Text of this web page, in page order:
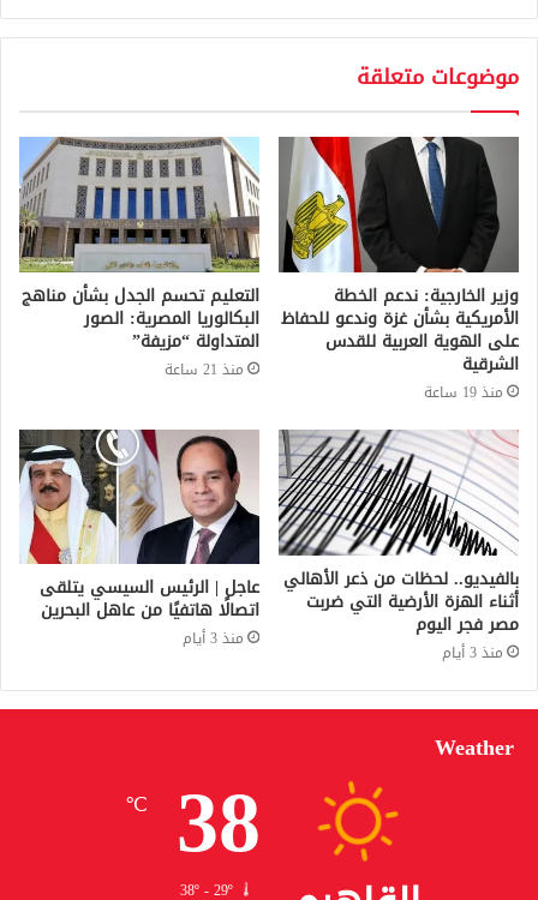
موضوعات متعلقة
وزير الخارجية: ندعم الخطة
الأمريكية بشأن غزة وندعو للحفاظ
على الهوية العربية للقدس
الشرقية
منذ 19 ساعة
التعليم تحسم الجدل بشأن مناهج
البكالوريا المصرية: الصور
المتداولة “مزيفة”
منذ 21 ساعة
بالفيديو.. لحظات من ذعر الأهالي
أثناء الهزة الأرضية التي ضربت
مصر فجر اليوم
منذ 3 أيام
عاجل | الرئيس السيسي يتلقى
اتصالًا هاتفيًا من عاهل البحرين
منذ 3 أيام
Weather
38
℃
38º - 29º